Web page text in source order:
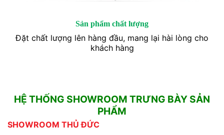
Sản phẩm chất lượng
Đặt chất lượng lên hàng đầu, mang lại hài lòng cho
khách hàng
HỆ THỐNG SHOWROOM TRƯNG BÀY SẢN
PHẨM
SHOWROOM THỦ ĐỨC